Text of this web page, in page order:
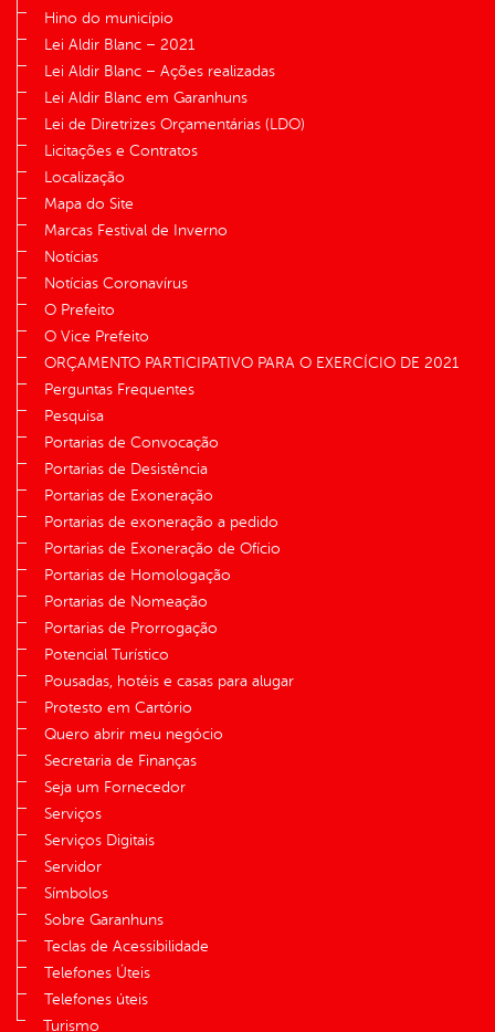
Hino do município
Lei Aldir Blanc – 2021
Lei Aldir Blanc – Ações realizadas
Lei Aldir Blanc em Garanhuns
Lei de Diretrizes Orçamentárias (LDO)
Licitações e Contratos
Localização
Mapa do Site
Marcas Festival de Inverno
Notícias
Notícias Coronavírus
O Prefeito
O Vice Prefeito
ORÇAMENTO PARTICIPATIVO PARA O EXERCÍCIO DE 2021
Perguntas Frequentes
Pesquisa
Portarias de Convocação
Portarias de Desistência
Portarias de Exoneração
Portarias de exoneração a pedido
Portarias de Exoneração de Ofício
Portarias de Homologação
Portarias de Nomeação
Portarias de Prorrogação
Potencial Turístico
Pousadas, hotéis e casas para alugar
Protesto em Cartório
Quero abrir meu negócio
Secretaria de Finanças
Seja um Fornecedor
Serviços
Serviços Digitais
Servidor
Símbolos
Sobre Garanhuns
Teclas de Acessibilidade
Telefones Úteis
Telefones úteis
Turismo